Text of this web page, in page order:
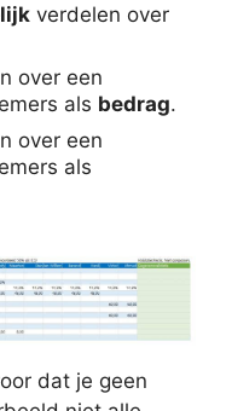
verdelen over
over een
als bedrag.
over een
als
dat je geen